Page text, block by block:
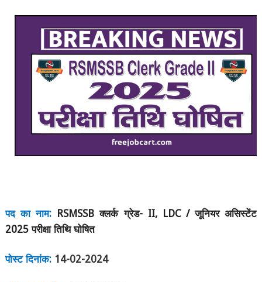
पद का नाम: RSMSSBक्लर्क ग्रेड- II, LDC /जूनियर असिस्टेंट
2025परीक्षा तिथि घोषित
पोस्ट दिनांक: 14-02-2024